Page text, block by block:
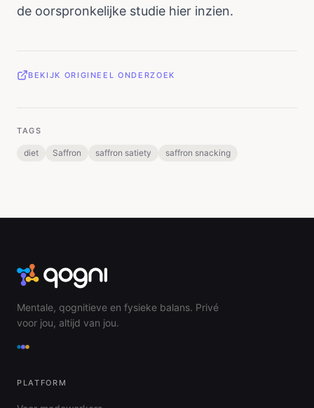
de oorspronkelijke studie hier inzien.
BEKIJK ORIGINEEL ONDERZOEK
TAGS
diet Saffron saffron satiety saffron snacking
Mentale, qognitieve en fysieke balans. Privé
voor jou, altijd van jou.
PLATFORM